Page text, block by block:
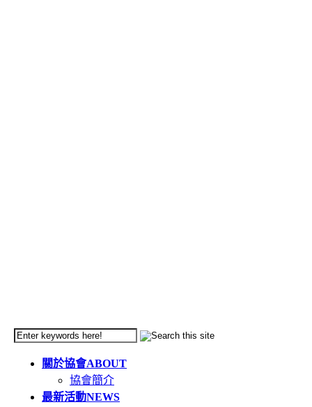
關於協會ABOUT
協會簡介
最新活動NEWS